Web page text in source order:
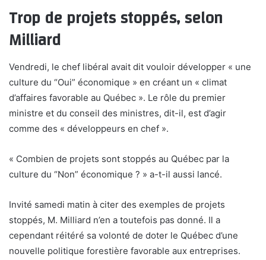
Trop de projets stoppés, selon
Milliard
Vendredi, le chef libéral avait dit vouloir développer « une
culture du “Oui” économique » en créant un « climat
d’affaires favorable au Québec ». Le rôle du premier
ministre et du conseil des ministres, dit-il, est d’agir
comme des « développeurs en chef ».
« Combien de projets sont stoppés au Québec par la
culture du “Non” économique ? » a-t-il aussi lancé.
Invité samedi matin à citer des exemples de projets
stoppés, M. Milliard n’en a toutefois pas donné. Il a
cependant réitéré sa volonté de doter le Québec d’une
nouvelle politique forestière favorable aux entreprises.